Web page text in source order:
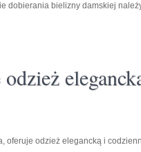
dobierania bielizny damskiej
oferuje odzież elegancką i